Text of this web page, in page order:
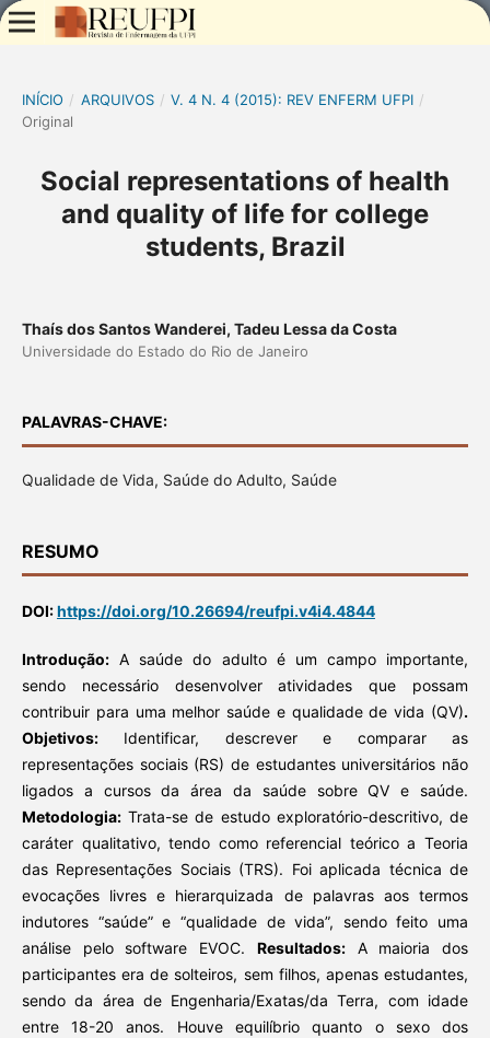
INÍCIO / ARQUIVOS / V. 4 N. 4 (2015): REV ENFERM UFPI /
Original
Social representations of health
and quality of life for college
students, Brazil
Thaís dos Santos Wanderei, Tadeu Lessa da Costa
Universidade do Estado do Rio de Janeiro
PALAVRAS-CHAVE:
Qualidade de Vida, Saúde do Adulto, Saúde
RESUMO
DOI:https://doi.org/10.26694/reufpi.v4i4.4844
Introdução:A saúde do adulto é um campo importante,
sendo necessário desenvolver atividades que possam
contribuir para uma melhor saúde e qualidade de vida (QV).
Objetivos:Identificar, descrever e comparar as
representações sociais (RS) de estudantes universitários não
ligados a cursos da área da saúde sobre QV e saúde.
Metodologia:Trata-se de estudo exploratório-descritivo, de
caráter qualitativo, tendo como referencial teórico a Teoria
das Representações Sociais (TRS). Foi aplicada técnica de
evocações livres e hierarquizada de palavras aos termos
indutores “saúde” e “qualidade de vida”, sendo feito uma
análise pelo software EVOC. Resultados:A maioria dos
participantes era de solteiros, sem filhos, apenas estudantes,
sendo da área de Engenharia/Exatas/da Terra, com idade
entre 18-20 anos. Houve equilíbrio quanto o sexo dos